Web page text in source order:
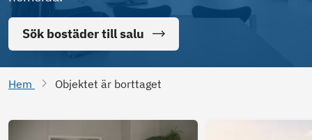
Sök bostäder till salu
Hem Objektet är borttaget